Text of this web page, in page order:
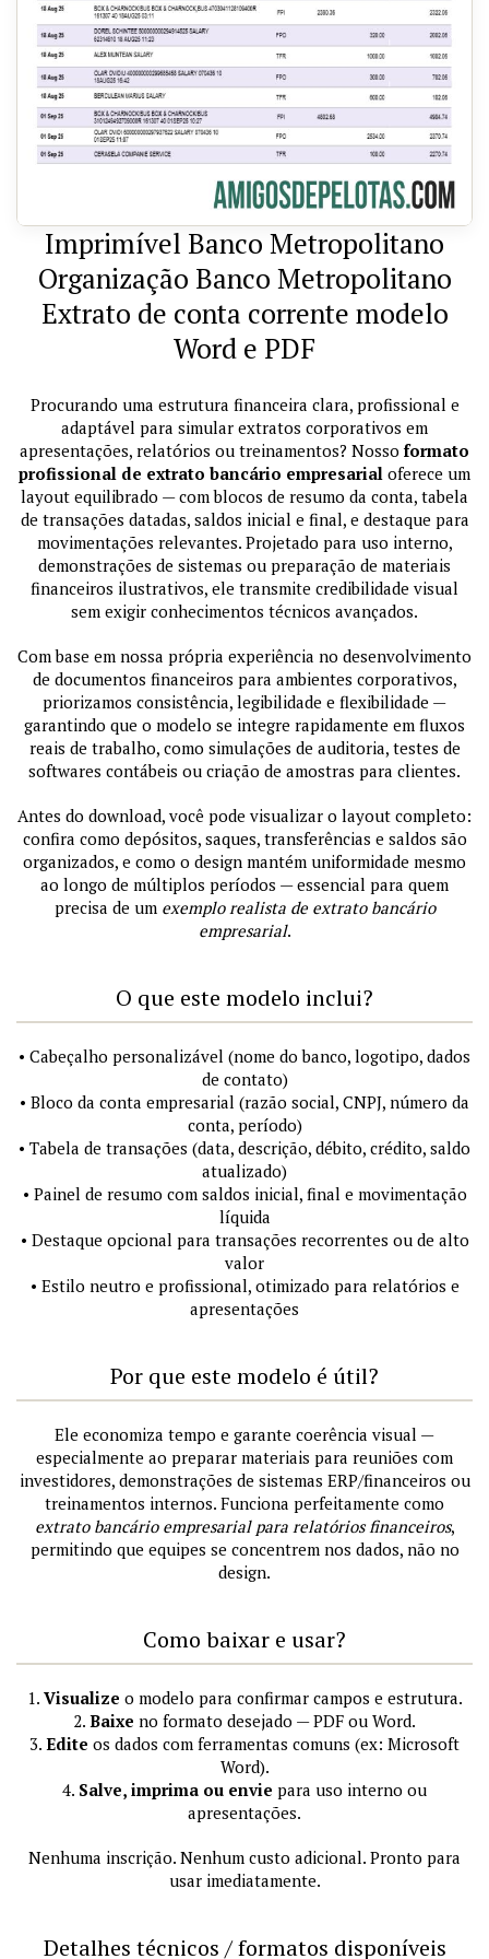
Imprimível Banco Metropolitano
Organização Banco Metropolitano
Extrato de conta corrente modelo
Word e PDF
Procurando uma estrutura financeira clara, profissional e
adaptável para simular extratos corporativos em
apresentações, relatórios ou treinamentos? Nosso formato
profissional de extrato bancário empresarial oferece um
layout equilibrado — com blocos de resumo da conta, tabela
de transações datadas, saldos inicial e final, e destaque para
movimentações relevantes. Projetado para uso interno,
demonstrações de sistemas ou preparação de materiais
financeiros ilustrativos, ele transmite credibilidade visual
sem exigir conhecimentos técnicos avançados.
Com base em nossa própria experiência no desenvolvimento
de documentos financeiros para ambientes corporativos,
priorizamos consistência, legibilidade e flexibilidade —
garantindo que o modelo se integre rapidamente em fluxos
reais de trabalho, como simulações de auditoria, testes de
softwares contábeis ou criação de amostras para clientes.
Antes do download, você pode visualizar o layout completo:
confira como depósitos, saques, transferências e saldos são
organizados, e como o design mantém uniformidade mesmo
ao longo de múltiplos períodos — essencial para quem
precisa de um exemplo realista de extrato bancário
empresarial.
O que este modelo inclui?
• Cabeçalho personalizável (nome do banco, logotipo, dados
de contato)
• Bloco da conta empresarial (razão social, CNPJ, número da
conta, período)
• Tabela de transações (data, descrição, débito, crédito, saldo
atualizado)
• Painel de resumo com saldos inicial, final e movimentação
líquida
• Destaque opcional para transações recorrentes ou de alto
valor
• Estilo neutro e profissional, otimizado para relatórios e
apresentações
Por que este modelo é útil?
Ele economiza tempo e garante coerência visual —
especialmente ao preparar materiais para reuniões com
investidores, demonstrações de sistemas ERP/financeiros ou
treinamentos internos. Funciona perfeitamente como
extrato bancário empresarial para relatórios financeiros,
permitindo que equipes se concentrem nos dados, não no
design.
Como baixar e usar?
1. Visualize o modelo para confirmar campos e estrutura.
2. Baixe no formato desejado — PDF ou Word.
3. Edite os dados com ferramentas comuns (ex: Microsoft
Word).
4. Salve, imprima ou envie para uso interno ou
apresentações.
Nenhuma inscrição. Nenhum custo adicional. Pronto para
usar imediatamente.
Detalhes técnicos / formatos disponíveis